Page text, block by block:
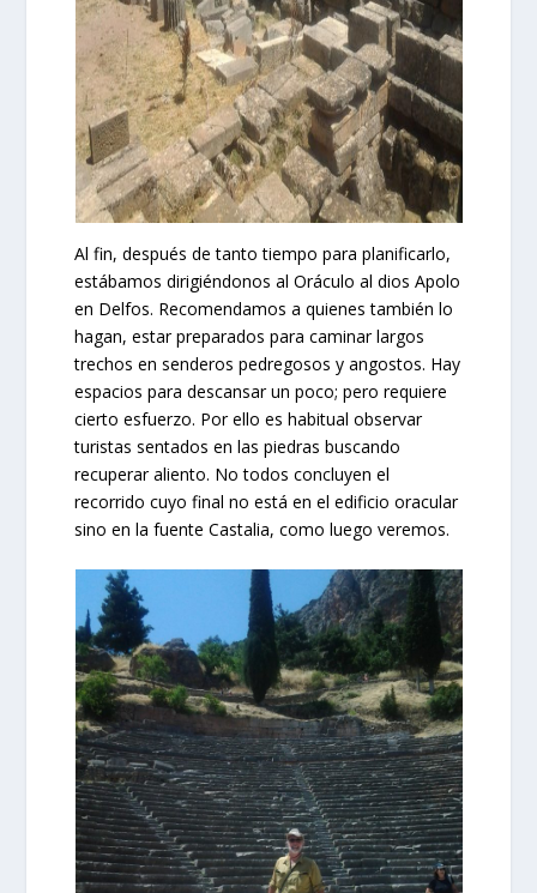
Al fin, después de tanto tiempo para planificarlo,
estábamos dirigiéndonos al Oráculo al dios Apolo
en Delfos. Recomendamos a quienes también lo
hagan, estar preparados para caminar largos
trechos en senderos pedregosos y angostos. Hay
espacios para descansar un poco; pero requiere
cierto esfuerzo. Por ello es habitual observar
turistas sentados en las piedras buscando
recuperar aliento. No todos concluyen el
recorrido cuyo final no está en el edificio oracular
sino en la fuente Castalia, como luego veremos.